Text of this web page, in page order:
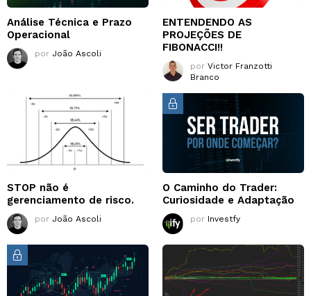
Análise Técnica e Prazo
Operacional
por João Ascoli
ENTENDENDO AS
PROJEÇÕES DE
FIBONACCI!!
por Victor Franzotti
Branco
STOP não é
gerenciamento de risco.
por João Ascoli
O Caminho do Trader:
Curiosidade e Adaptação
por Investfy